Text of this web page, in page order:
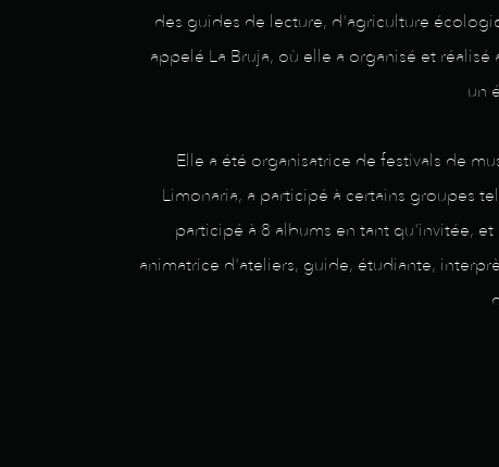
des guides de lecture, d'agriculture
appelé La Bruja, où elle a organisé et
un
Elle a été organisatrice de festivals de
Limonaria, a participé à certains groupes
participé à 8 albums en tant qu'invitée,
animatrice d'ateliers, guide, étudiante,